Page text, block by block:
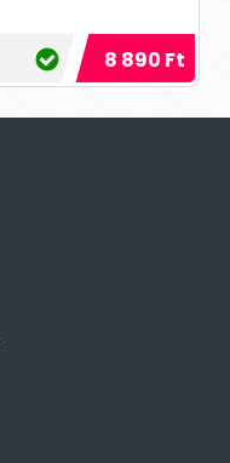
8 890 Ft